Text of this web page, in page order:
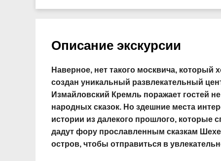
Описание экскурсии
Наверное, нет такого москвича, который
создан уникальный развлекательный
Измайловский Кремль поражает гостей
народных сказок. Но здешние места
истории из далекого прошлого, которые
дадут фору прославленным сказкам
остров, чтобы отправиться в